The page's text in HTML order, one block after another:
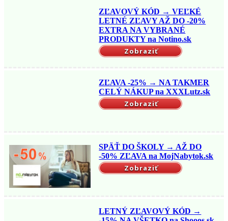
ZĽAVOVÝ KÓD → VEĽKÉ
LETNÉ ZĽAVY AŽ DO -20%
EXTRA NA VYBRANÉ
PRODUKTY na Notino.sk
Zobraziť
ZĽAVA -25% → NA TAKMER
CELÝ NÁKUP na XXXLutz.sk
Zobraziť
SPÄŤ DO ŠKOLY → AŽ DO
-50% ZĽAVA na MojNabytok.sk
Zobraziť
LETNÝ ZĽAVOVÝ KÓD →